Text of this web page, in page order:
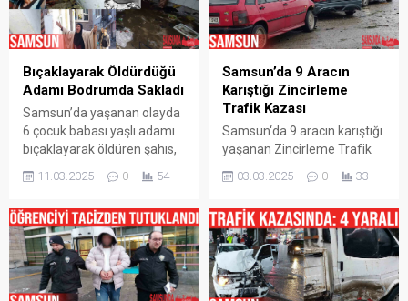
Bıçaklayarak Öldürdüğü
Adamı Bodrumda Sakladı
Samsun’da yaşanan olayda
6 çocuk babası yaşlı adamı
bıçaklayarak öldüren şahıs,
cesedi 4 gün boyunca
babasının evinin
Korkunç olay, Samsun’un
Canik ilçesi Yavuzselim
Mahallesi’nde meydana
geldi. Edinilen bilgiye göre, 6
çocuk babası Sebahattin
11.03.2025 0 54
Samsun’da 9 Aracın
Karıştığı Zincirleme
Trafik Kazası
Samsun‘da 9 aracın karıştığı
yaşanan Zincirleme Trafik
Kazası sonrasında
yaralanan olmadığı ve
bildirildi. Samsun‘un Canik
ilçesi 200 Evler mevkisi
çevre yolu üzerinde saat
09.00 sıralarında meydana
gelen kazada edinilen
03.03.2025 0 33